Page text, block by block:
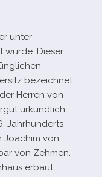
unter
wurde. Dieser
bezeich­net
Herren von
urkund­lich
Jahrhunderts
Joachim von
von Zehmen.
erbaut.